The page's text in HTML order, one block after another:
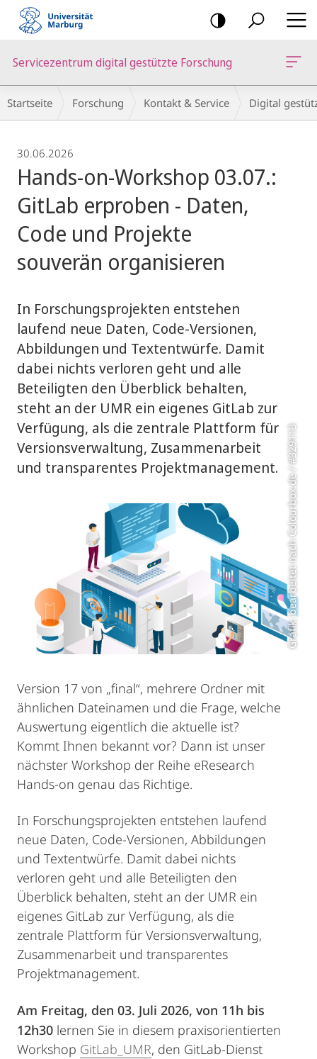
Mobile-
Navigation
Servicezentrum digital gestützte Forschung
Breadcrumb-
Navigation
Startseite Forschung Kontakt & Service Digital
30.06.2026
Hands-on-Workshop 03.07.:
GitLab erproben - Daten,
Code und Projekte
souverän organisieren
In Forschungsprojekten entstehen
laufend neue Daten, Code-Versionen,
Abbildungen und Textentwürfe. Damit
dabei nichts verloren geht und alle
Beteiligten den Überblick behalten,
steht an der UMR ein eigenes GitLab zur
Verfügung, als die zentrale Plattform für
Versionsverwaltung, Zusammenarbeit
und transparentes Projektmanagement. Grafik: bearbeitet nach Colourbox.de / #329113
Version 17 von „final“, mehrere Ordner mit
ähnlichen Dateinamen und die Frage, welche
Auswertung eigentlich die aktuelle ist?
Kommt Ihnen bekannt vor? Dann ist unser
nächster Workshop der Reihe eResearch
Hands-on genau das Richtige.
In Forschungsprojekten entstehen laufend
neue Daten, Code-Versionen, Abbildungen
und Textentwürfe. Damit dabei nichts
verloren geht und alle Beteiligten den
Überblick behalten, steht an der UMR ein
eigenes GitLab zur Verfügung, als die
zentrale Plattform für Versionsverwaltung,
Zusammenarbeit und transparentes
Projektmanagement.
Am Freitag, den 03. Juli 2026, von 11h bis
12h30 lernen Sie in diesem praxisorientierten
Workshop GitLab_UMR, den GitLab-Dienst